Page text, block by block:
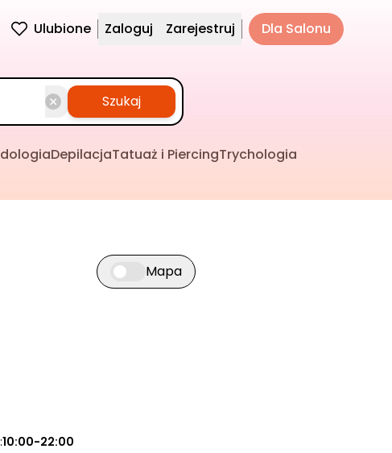
Ulubione Zaloguj Zarejestruj Dla Salonu
Szukaj
DepilacjaTatuaż i PiercingTrychologia
Przełącz widok mapy
Mapa
10:00-22:00